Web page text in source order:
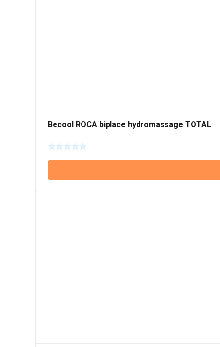
Becool ROCA biplace hydromassage TOTAL